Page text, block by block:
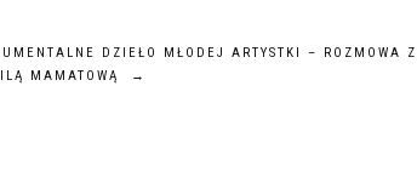
DZIEŁO MŁODEJ ARTYSTKI – ROZMOWA Z
MAMATOWĄ
→